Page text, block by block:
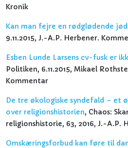
Kronik
Kan man fejre en rødglødende
9.11.2015, J.-A.P. Herbener.
Esben Lunde Larsens cv-fusk er
Politiken, 6.11.2015, Mikael
Kommentar
De tre økologiske syndefald – et
over religionshistorien, Chaos:
religionshistorie, 63, 2016, J.-A.P.
Omskæringsforbud kan føre til